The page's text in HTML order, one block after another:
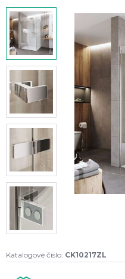
Katalogové číslo: CK10217ZL